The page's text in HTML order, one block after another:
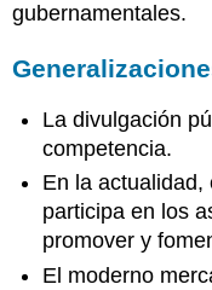
gubernamentales.
La divulgación
competencia.
En la actualidad,
participa en los
promover y
El moderno